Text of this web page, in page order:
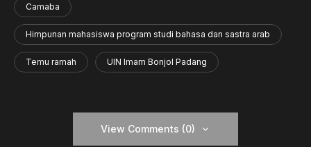
Camaba
Himpunan mahasiswa program studi bahasa dan sastra arab
Temu ramah UIN Imam Bonjol Padang
View Comments (0)